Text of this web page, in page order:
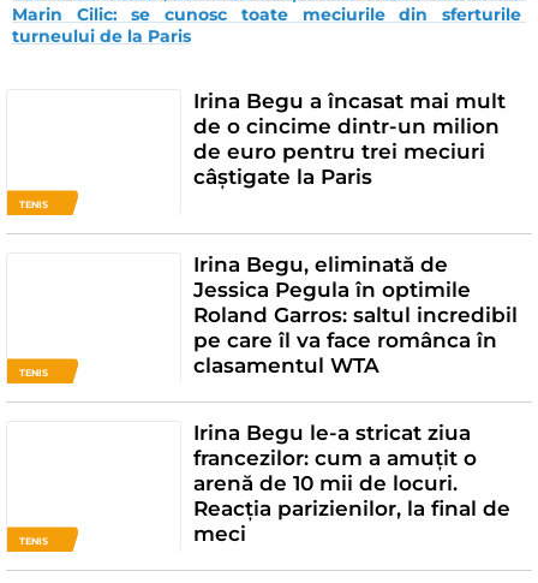
Marin Cilic: se cunosc toate meciurile din sferturile
turneului de la Paris
TENIS
Irina Begu a încasat mai mult
de o cincime dintr-un milion
de euro pentru trei meciuri
câștigate la Paris
TENIS
Irina Begu, eliminată de
Jessica Pegula în optimile
Roland Garros: saltul incredibil
pe care îl va face românca în
clasamentul WTA
TENIS
Irina Begu le-a stricat ziua
francezilor: cum a amuțit o
arenă de 10 mii de locuri.
Reacția parizienilor, la final de
meci